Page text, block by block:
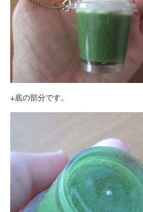
↓底の部分です。